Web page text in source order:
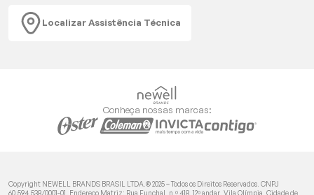
Localizar Assistência Técnica
Conheça nossas marcas:
Copyright NEWELL BRANDS BRASIL LTDA.® 2025 – Todos os Direitos Reservados. CNPJ
60.594.538/0001-01. Endereço Matriz: Rua Funchal, n.º 418, 12º andar, Vila Olímpia, Cidade de